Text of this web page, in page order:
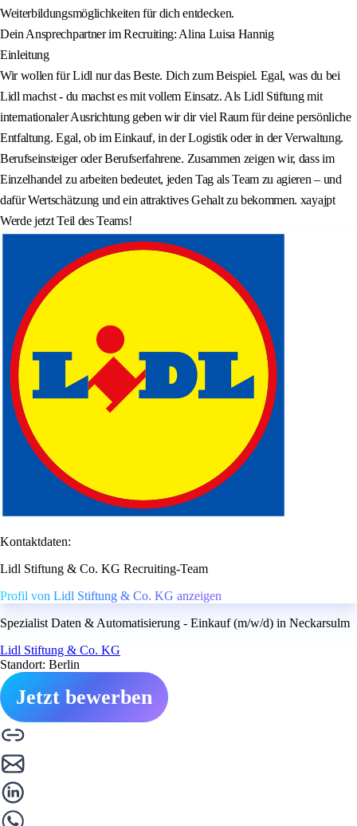
Weiterbildungsmöglichkeiten für dich entdecken.
Dein Ansprechpartner im Recruiting: Alina Luisa Hannig
Einleitung
Wir wollen für Lidl nur das Beste. Dich zum Beispiel. Egal, was du bei
Lidl machst - du machst es mit vollem Einsatz. Als Lidl Stiftung mit
internationaler Ausrichtung geben wir dir viel Raum für deine persönliche
Entfaltung. Egal, ob im Einkauf, in der Logistik oder in der Verwaltung.
Berufseinsteiger oder Berufserfahrene. Zusammen zeigen wir, dass im
Einzelhandel zu arbeiten bedeutet, jeden Tag als Team zu agieren – und
dafür Wertschätzung und ein attraktives Gehalt zu bekommen. xayajpt
Werde jetzt Teil des Teams!
Kontaktdaten:
Lidl Stiftung & Co. KG Recruiting-Team
Profil von Lidl Stiftung & Co. KG anzeigen
Spezialist Daten & Automatisierung - Einkauf (m/w/d) in Neckarsulm
Lidl Stiftung & Co. KG
Standort: Berlin
Jetzt bewerben